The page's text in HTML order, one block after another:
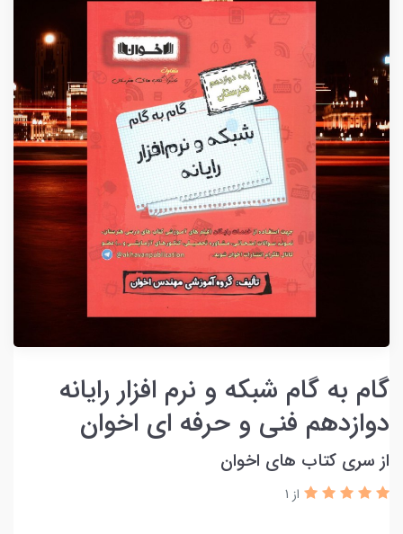
گام به گام شبکه و نرم افزار رایانه
دوازدهم فنی و حرفه ای اخوان
از سری کتاب های اخوان
از 1